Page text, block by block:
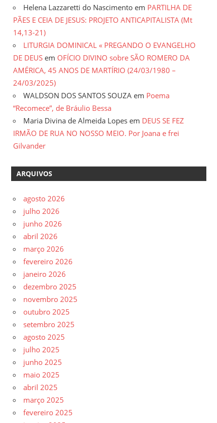
Helena Lazzaretti do Nascimento em PARTILHA DE
PÃES E CEIA DE JESUS: PROJETO ANTICAPITALISTA (Mt
14,13-21)
LITURGIA DOMINICAL « PREGANDO O EVANGELHO
DE DEUS em OFÍCIO DIVINO sobre SÃO ROMERO DA
AMÉRICA, 45 ANOS DE MARTÍRIO (24/03/1980 –
24/03/2025)
WALDSON DOS SANTOS SOUZA em Poema
“Recomece”, de Bráulio Bessa
Maria Divina de Almeida Lopes em DEUS SE FEZ
IRMÃO DE RUA NO NOSSO MEIO. Por Joana e frei
Gilvander
ARQUIVOS
agosto 2026
julho 2026
junho 2026
abril 2026
março 2026
fevereiro 2026
janeiro 2026
dezembro 2025
novembro 2025
outubro 2025
setembro 2025
agosto 2025
julho 2025
junho 2025
maio 2025
abril 2025
março 2025
fevereiro 2025